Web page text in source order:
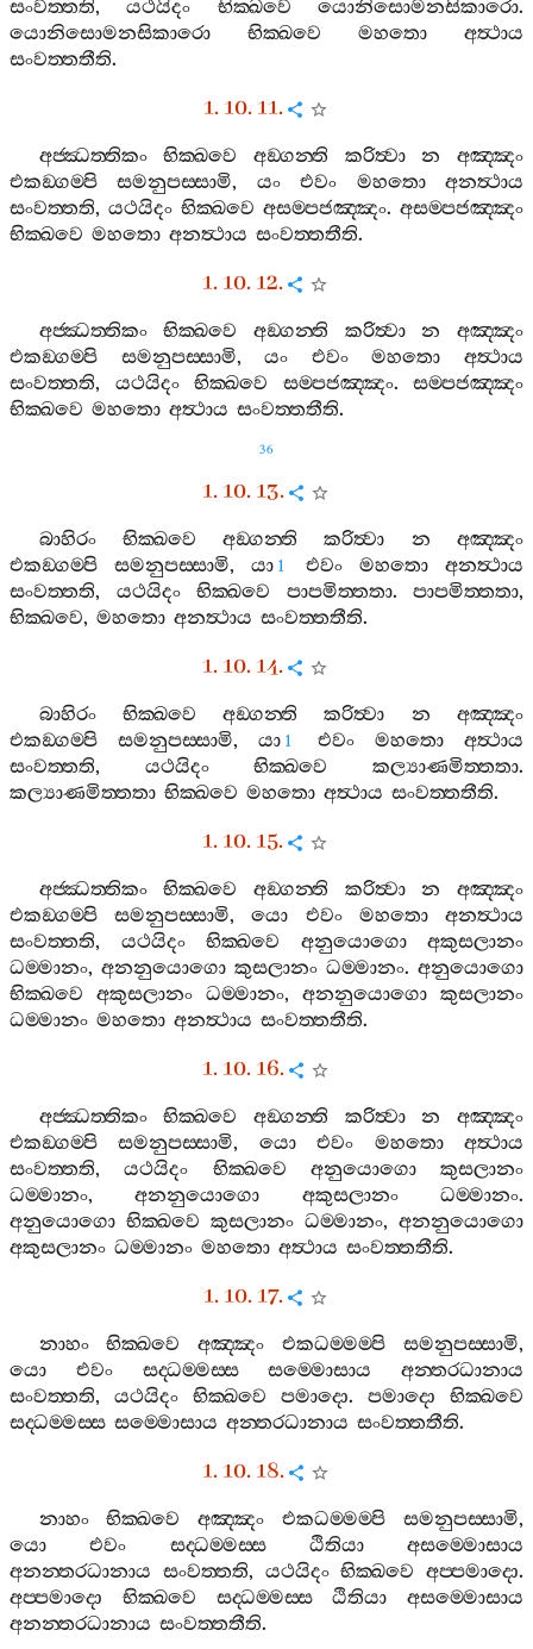
සංවත‍්තති,යථයිදං භික‍්ඛවෙ යොනිසොමනසිකාරො.
යොනිසොමනසිකාරො
භික‍්ඛවෙ මහතො
අත්‍ථාය
සංවත‍්තතීති.
1. 10. 11.
අජ‍්ඣත‍්තිකං භික‍්ඛවෙ අඞ‍්ගන‍්ති කරිත්‍වා න
අඤ‍්ඤං
එකඞ‍්ගම‍්පි
සමනුපස‍්සාමි, යං එවං මහතො
අනත්‍ථාය
සංවත‍්තති, යථයිදං භික‍්ඛවෙ අසම‍්පජඤ‍්ඤං. අසම‍්පජඤ‍්ඤං
භික‍්ඛවෙ මහතො අනත්‍ථාය සංවත‍්තතීති.
1. 10. 12.
අජ‍්ඣත‍්තිකං භික‍්ඛවෙ අඞ‍්ගන‍්ති කරිත්‍වා න
අඤ‍්ඤං
එකඞ‍්ගම‍්පි
සමනුපස‍්සාමි,යං එවං මහතො
අත්‍ථාය
සංවත‍්තති, යථයිදං භික‍්ඛවෙ සම‍්පජඤ‍්ඤං. සම‍්පජඤ‍්ඤං
භික‍්ඛවෙ මහතො අත්‍ථාය සංවත‍්තතීති.
36
1. 10. 13.
බාහිරං භික‍්ඛවෙ අඞ‍්ගන‍්ති කරිත්‍වා න
අඤ‍්ඤං
එකඞ‍්ගම‍්පි
සමනුපස‍්සාමි, යා 1 එවං මහතො
අනත්‍ථාය
සංවත‍්තති, යථයිදං භික‍්ඛවෙ පාපමිත‍්තතා. පාපමිත‍්තතා,
භික‍්ඛවෙ, මහතො අනත්‍ථාය සංවත‍්තතීති.
1. 10. 14.
බාහිරං භික‍්ඛවෙ අඞ‍්ගන‍්ති කරිත්‍වා න
අඤ‍්ඤං
එකඞ‍්ගම‍්පි
සමනුපස‍්සාමි,යා 1 එවං මහතො
අත්‍ථාය
සංවත‍්තති, යථයිදං භික‍්ඛවෙ කල්‍යාණමිත‍්තතා.
කල්‍යාණමිත‍්තතා භික‍්ඛවෙ මහතො අත්‍ථාය සංවත‍්තතීති.
1. 10. 15.
අජ‍්ඣත‍්තිකං භික‍්ඛවෙ අඞ‍්ගන‍්ති කරිත්‍වා න
අඤ‍්ඤං
එකඞ‍්ගම‍්පි
සමනුපස‍්සාමි,යො එවං මහතො
අනත්‍ථාය
සංවත‍්තති, යථයිදං භික‍්ඛවෙ අනුයොගො
අකුසලානං
ධම‍්මානං, අනනුයොගො කුසලානං ධම‍්මානං. අනුයොගො
භික‍්ඛවෙ
අකුසලානං ධම‍්මානං, අනනුයොගො කුසලානං
ධම‍්මානං මහතො අනත්‍ථාය සංවත‍්තතීති.
1. 10. 16.
අජ‍්ඣත‍්තිකං භික‍්ඛවෙ අඞ‍්ගන‍්ති කරිත්‍වා න
අඤ‍්ඤං
එකඞ‍්ගම‍්පි
සමනුපස‍්සාමි, යො එවං මහතො
අත්‍ථාය
සංවත‍්තති,යථයිදං භික‍්ඛවෙ අනුයොගො
කුසලානං
ධම‍්මානං,අනනුයොගො අකුසලානං ධම‍්මානං.
අනුයොගො භික‍්ඛවෙ කුසලානං ධම‍්මානං, අනනුයොගො
අකුසලානං ධම‍්මානං මහතො අත්‍ථාය සංවත‍්තතීති.
1. 10. 17.
නාහං භික‍්ඛවෙ අඤ‍්ඤං එකධම‍්මම‍්පි සමනුපස‍්සාමි,
යො
එවං සද‍්ධම‍්මස‍්ස සම‍්මොසාය
අන‍්තරධානාය
සංවත‍්තති, යථයිදං භික‍්ඛවෙ පමාදො. පමාදො
භික‍්ඛවෙ
සද‍්ධම‍්මස‍්ස සම‍්මොසාය අන‍්තරධානාය සංවත‍්තතීති.
1. 10. 18.
නාහං භික‍්ඛවෙ අඤ‍්ඤං එකධම‍්මම‍්පි සමනුපස‍්සාමි,
යො
එවං සද‍්ධම‍්මස‍්ස ඨිතියා
අසම‍්මොසාය
අනන‍්තරධානාය සංවත‍්තති, යථයිදං භික‍්ඛවෙ අප‍්පමාදො.
අප‍්පමාදො
භික‍්ඛවෙ සද‍්ධම‍්මස‍්ස ඨිතියා
අසම‍්මොසාය
අනන‍්තරධානාය සංවත‍්තතීති.